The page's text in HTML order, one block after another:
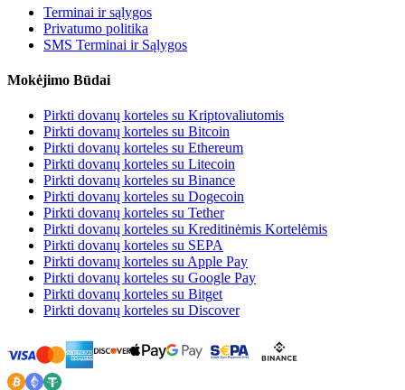
Terminai ir sąlygos
Privatumo politika
SMS Terminai ir Sąlygos
Mokėjimo Būdai
Pirkti dovanų korteles su Kriptovaliutomis
Pirkti dovanų korteles su Bitcoin
Pirkti dovanų korteles su Ethereum
Pirkti dovanų korteles su Litecoin
Pirkti dovanų korteles su Binance
Pirkti dovanų korteles su Dogecoin
Pirkti dovanų korteles su Tether
Pirkti dovanų korteles su Kreditinėmis Kortelėmis
Pirkti dovanų korteles su SEPA
Pirkti dovanų korteles su Apple Pay
Pirkti dovanų korteles su Google Pay
Pirkti dovanų korteles su Bitget
Pirkti dovanų korteles su Discover